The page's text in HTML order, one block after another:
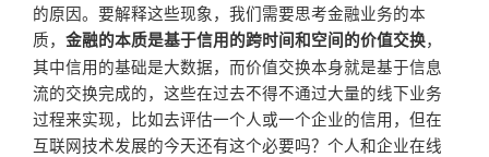
的原因。要解释这些现象，我们需要思考金融业务的本
质， 金融的本质是基于信用的跨时间和空间的价值交换，
其中信用的基础是大数据，而价值交换本身就是基于信息
流的交换完成的，这些在过去不得不通过大量的线下业务
过程来实现，比如去评估一个人或一个企业的信用，但在
互联网技术发展的今天还有这个必要吗？个人和企业在线